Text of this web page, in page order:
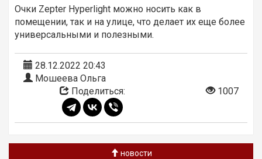
Очки Zepter Hyperlight можно носить как в
помещении, так и на улице, что делает их еще более
универсальными и полезными.
28.12.2022 20:43
Мошеева Ольга
Поделиться:
1007
новости